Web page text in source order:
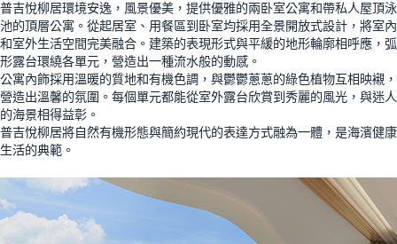
普吉悅柳居環境安逸，風景優美，提供優雅的兩卧室公寓和帶私人屋頂泳
池的頂層公寓。從起居室、用餐區到卧室均採用全景開放式設計，將室內
和室外生活空間完美融合。建築的表現形式與平緩的地形輪廓相呼應，弧
形露台環繞各單元，營造出一種流水般的動感。
公寓內飾採用溫暖的質地和有機色調，與鬱鬱蔥蔥的綠色植物互相映襯，
營造出溫馨的氛圍。每個單元都能從室外露台欣賞到秀麗的風光，與迷人
的海景相得益彰。
普吉悅柳居將自然有機形態與簡約現代的表達方式融為一體，是海濱健康
生活的典範。